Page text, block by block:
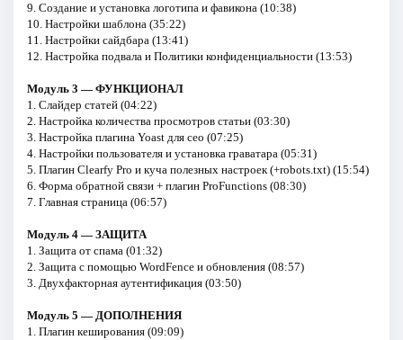
9. Создание и установка логотипа и фавикона (10:38)
10. Настройки шаблона (35:22)
11. Настройки сайдбара (13:41)
12. Настройка подвала и Политики конфиденциальности (13:53)
Модуль 3 — ФУНКЦИОНАЛ
1. Слайдер статей (04:22)
2. Настройка количества просмотров статьи (03:30)
3. Настройка плагина Yoast для сео (07:25)
4. Настройки пользователя и установка граватара (05:31)
5. Плагин Clearfy Pro и куча полезных настроек (+robots.txt) (15:54)
6. Форма обратной связи + плагин ProFunctions (08:30)
7. Главная страница (06:57)
Модуль 4 — ЗАЩИТА
1. Защита от спама (01:32)
2. Защита с помощью WordFence и обновления (08:57)
3. Двухфакторная аутентификация (03:50)
Модуль 5 — ДОПОЛНЕНИЯ
1. Плагин кеширования (09:09)